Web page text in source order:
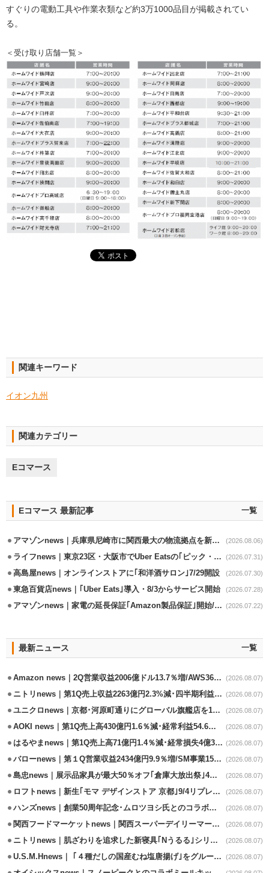
すぐりの電動工具や作業衣類など約3万1000品目が掲載されてい
る。
＜受け取り店舗一覧＞
関連キーワード
イオン九州
関連カテゴリー
Eコマース
Eコマース 最新記事 一覧
アマゾンnews｜兵庫県尼崎市に関西最大の物流拠点を新設・市内2拠点目 (2026.08.06)
ライフnews｜東京23区・大阪市でUber Eatsの｢ピック・パック・ペイ｣導入 (2026.07.31)
高島屋news｜オンラインストアに｢和洋酒サロン｣7/29開設 (2026.07.30)
東急百貨店news｜｢Uber Eats｣導入・8/3からサービス開始 (2026.07.28)
アマゾンnews｜家電の延長保証｢Amazon製品保証｣開始/購入～修理Web完結 (2026.07.22)
最新ニュース 一覧
Amazon news｜2Q営業収益2006億ドル13.7％増/AWS36.8％％増が貢献 (2026.08.07)
ニトリnews｜第1Q売上収益2263億円2.3%減･四半期利益1.4％減 (2026.08.07)
ユニクロnews｜京都･河原町通りにグローバル旗艦店を11/6開設 (2026.08.07)
AOKI news｜第1Q売上高430億円1.6％減･経常利益54.6％減 (2026.08.07)
はるやまnews｜第1Q売上高71億円1.4％減･経常損失4億3800万円 (2026.08.07)
バローnews｜第１Q営業収益2434億円9.9％増/SM事業15.5％増と絶好調 (2026.08.07)
島忠news｜展示品家具が最大50％オフ｢倉庫大放出祭｣4店舗限定で開催 (2026.08.07)
ロフトnews｜新生｢モマ デザインストア 京都｣9/4リプレイスオープン (2026.08.07)
ハンズnews｜創業50周年記念･ムロツヨシ氏とのコラボ企画｢ムロハンズ｣開催 (2026.08.07)
関西フードマーケットnews｜関西スーパーデイリーマート蒲生店8/7改装 (2026.08.07)
ニトリnews｜肌ざわりを追求した新寝具｢Nうるる｣シリーズを発売 (2026.08.07)
U.S.M.Hnews｜ ｢４種だしの国産むね塩唐揚げ｣をグループ610店で共同販促 (2026.08.07)